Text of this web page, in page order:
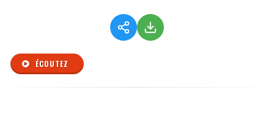
ÉCOUTEZ